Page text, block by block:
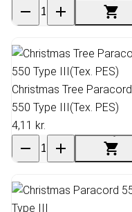
Christmas Tree Paracord
550 Type III(Tex. PES)
4,11 kr.